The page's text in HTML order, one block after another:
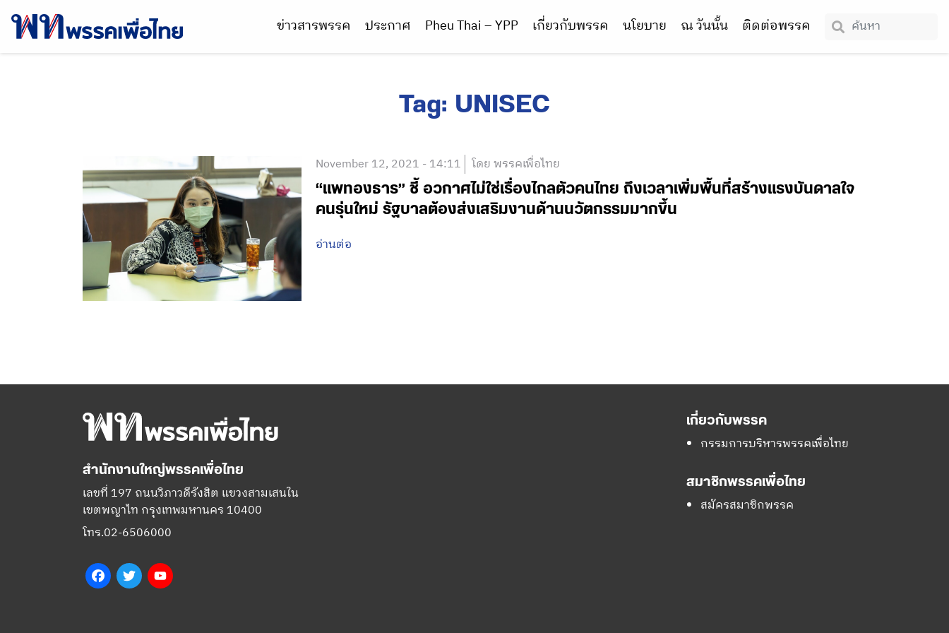
ข่าวสารพรรค ประกาศ Pheu Thai – YPP เกี่ยวกับพรรค นโยบาย ณ วันนั้น ติดต่อพรรค
Tag: UNISEC
November 12, 2021 - 14:11 โดย พรรคเพื่อไทย
“แพทองธาร” ชี้ อวกาศไม่ใช่เรื่องไกลตัวคนไทย ถึงเวลาเพิ่มพื้นที่สร้างแรงบันดาลใจ
คนรุ่นใหม่ รัฐบาลต้องส่งเสริมงานด้านนวัตกรรมมากขึ้น
อ่านต่อ
สำนักงานใหญ่พรรคเพื่อไทย
เลขที่ 197 ถนนวิภาวดีรังสิต แขวงสามเสนใน
เขตพญาไท กรุงเทพมหานคร 10400
โทร.02-6506000
FacebookTwitter
เกี่ยวกับพรรค
กรรมการบริหารพรรคเพื่อไทย
สมาชิกพรรคเพื่อไทย
สมัครสมาชิกพรรค